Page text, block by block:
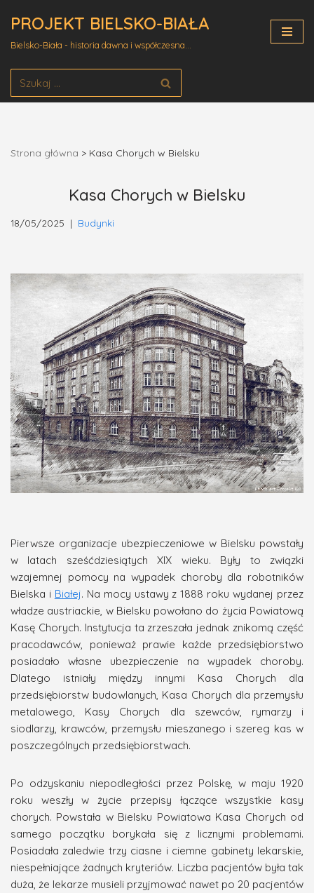
treści
PROJEKT BIELSKO-BIAŁA
Bielsko-Biała - historia dawna i współczesna...
Strona główna > Kasa Chorych w Bielsku
Kasa Chorych w Bielsku
18/05/2025 Budynki
Pierwsze organizacje ubezpieczeniowe w Bielsku powstały
w latach sześćdziesiątych XIX wieku. Były to związki
wzajemnej pomocy na wypadek choroby dla robotników
Bielska i Białej. Na mocy ustawy z 1888 roku wydanej przez
władze austriackie, w Bielsku powołano do życia Powiatową
Kasę Chorych. Instytucja ta zrzeszała jednak znikomą część
pracodawców, ponieważ prawie każde przedsiębiorstwo
posiadało własne ubezpieczenie na wypadek choroby.
Dlatego istniały między innymi Kasa Chorych dla
przedsiębiorstw budowlanych, Kasa Chorych dla przemysłu
metalowego, Kasy Chorych dla szewców, rymarzy i
siodlarzy, krawców, przemysłu mieszanego i szereg kas w
poszczególnych przedsiębiorstwach.
Po odzyskaniu niepodległości przez Polskę, w maju 1920
roku weszły w życie przepisy łączące wszystkie kasy
chorych. Powstała w Bielsku Powiatowa Kasa Chorych od
samego początku borykała się z licznymi problemami.
Posiadała zaledwie trzy ciasne i ciemne gabinety lekarskie,
niespełniające żadnych kryteriów. Liczba pacjentów była tak
duża, że lekarze musieli przyjmować nawet po 20 pacjentów